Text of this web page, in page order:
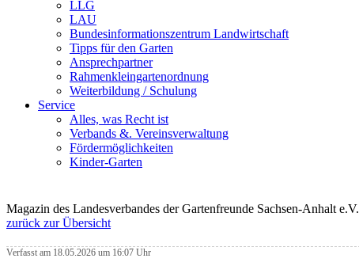
LLG
LAU
Bundesinformationszentrum Landwirtschaft
Tipps für den Garten
Ansprechpartner
Rahmenkleingartenordnung
Weiterbildung / Schulung
Service
Alles, was Recht ist
Verbands &. Vereinsverwaltung
Fördermöglichkeiten
Kinder-Garten
Magazin des Landesverbandes der Gartenfreunde Sachsen-Anhalt e.V.
zurück zur Übersicht
Verfasst am 18.05.2026 um 16:07 Uhr